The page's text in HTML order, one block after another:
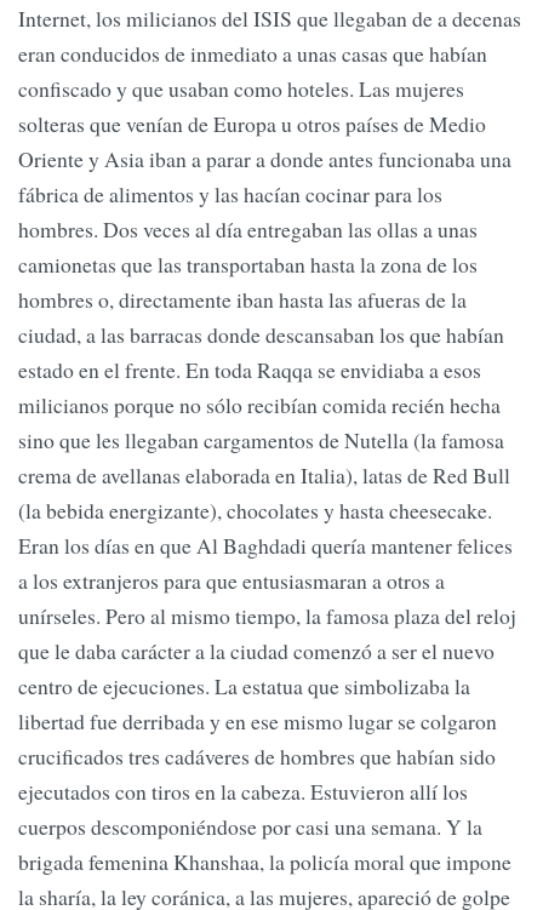
Internet, los milicianos del ISIS que llegaban de a decenas
eran conducidos de inmediato a unas casas que habían
confiscado y que usaban como hoteles. Las mujeres
solteras que venían de Europa u otros países de Medio
Oriente y Asia iban a parar a donde antes funcionaba una
fábrica de alimentos y las hacían cocinar para los
hombres. Dos veces al día entregaban las ollas a unas
camionetas que las transportaban hasta la zona de los
hombres o, directamente iban hasta las afueras de la
ciudad, a las barracas donde descansaban los que habían
estado en el frente. En toda Raqqa se envidiaba a esos
milicianos porque no sólo recibían comida recién hecha
sino que les llegaban cargamentos de Nutella (la famosa
crema de avellanas elaborada en Italia), latas de Red Bull
(la bebida energizante), chocolates y hasta cheesecake.
Eran los días en que Al Baghdadi quería mantener felices
a los extranjeros para que entusiasmaran a otros a
unírseles. Pero al mismo tiempo, la famosa plaza del reloj
que le daba carácter a la ciudad comenzó a ser el nuevo
centro de ejecuciones. La estatua que simbolizaba la
libertad fue derribada y en ese mismo lugar se colgaron
crucificados tres cadáveres de hombres que habían sido
ejecutados con tiros en la cabeza. Estuvieron allí los
cuerpos descomponiéndose por casi una semana. Y la
brigada femenina Khanshaa, la policía moral que impone
la sharía, la ley coránica, a las mujeres, apareció de golpe